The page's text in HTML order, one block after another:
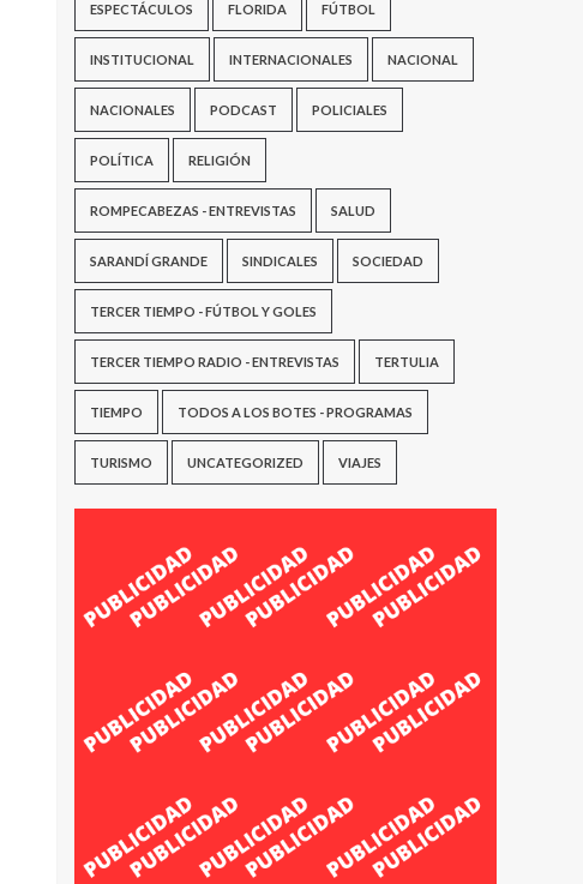
ESPECTÁCULOS FLORIDA FÚTBOL
INSTITUCIONAL INTERNACIONALES NACIONAL
NACIONALES PODCAST POLICIALES
POLÍTICA RELIGIÓN
ROMPECABEZAS - ENTREVISTAS SALUD
SARANDÍ GRANDE SINDICALES SOCIEDAD
TERCER TIEMPO - FÚTBOL Y GOLES
TERCER TIEMPO RADIO - ENTREVISTAS TERTULIA
TIEMPO TODOS A LOS BOTES - PROGRAMAS
TURISMO UNCATEGORIZED VIAJES